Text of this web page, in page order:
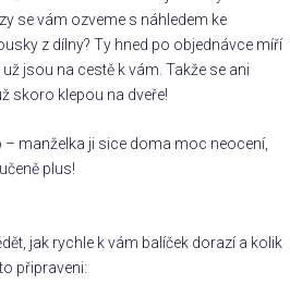
se vám ozveme s náhledem ke
z dílny? Ty hned po objednávce míří
jsou na cestě k vám. Takže se ani
skoro klepou na dveře!
– manželka ji sice doma moc neocení,
plus!
jak rychle k vám balíček dorazí a kolik
připraveni: